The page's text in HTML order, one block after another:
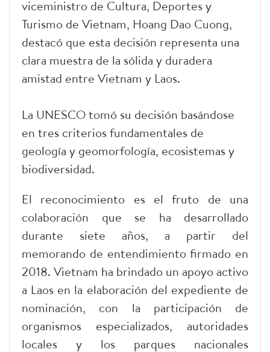
viceministro de Cultura, Deportes y
Turismo de Vietnam, Hoang Dao Cuong,
destacó que esta decisión representa una
clara muestra de la sólida y duradera
amistad entre Vietnam y Laos.
La UNESCO tomó su decisión basándose
en tres criterios fundamentales de
geología y geomorfología, ecosistemas y
biodiversidad.
El reconocimiento es el fruto de una
colaboración que se ha desarrollado
durante siete años, a partir del
memorando de entendimiento firmado en
2018. Vietnam ha brindado un apoyo activo
a Laos en la elaboración del expediente de
nominación, con la participación de
organismos especializados, autoridades
locales y los parques nacionales